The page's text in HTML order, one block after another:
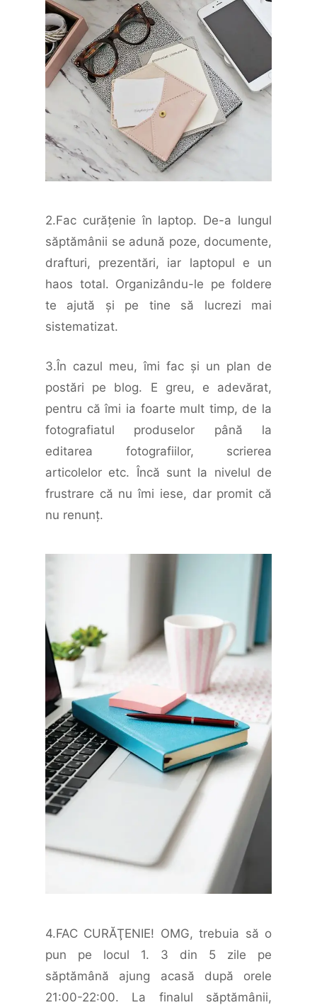
2.Fac curăţenie în laptop. De-a lungul
săptămânii se adună poze, documente,
drafturi, prezentări, iar laptopul e un
haos total. Organizându-le pe foldere
te ajută şi pe tine să lucrezi mai
sistematizat.
3.În cazul meu, îmi fac şi un plan de
postări pe blog. E greu, e adevărat,
pentru că îmi ia foarte mult timp, de la
fotografiatul produselor până la
editarea fotografiilor, scrierea
articolelor etc. Încă sunt la nivelul de
frustrare că nu îmi iese, dar promit că
nu renunţ.
4.FAC CURĂŢENIE! OMG, trebuia să o
pun pe locul 1. 3 din 5 zile pe
săptămână ajung acasă după orele
21:00-22:00. La finalul săptămânii,